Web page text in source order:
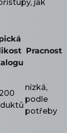
jak
Pracnost
nízká,
podle
potřeby